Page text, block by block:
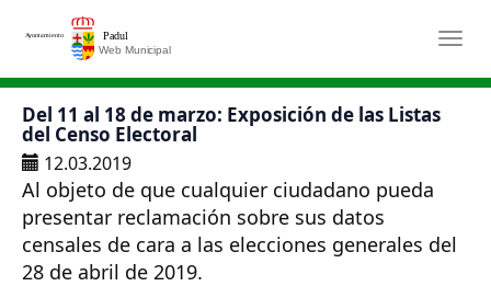
Saltar al contenido principal
Del 11 al 18 de marzo: Exposición de las Listas
del Censo Electoral
12.03.2019
Al objeto de que cualquier ciudadano pueda
presentar reclamación sobre sus datos
censales de cara a las elecciones generales del
28 de abril de 2019.